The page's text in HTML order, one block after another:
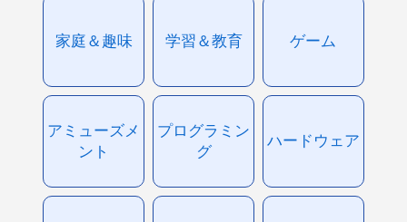
家庭＆趣味 学習＆教育 ゲーム
アミューズメ
ント
プログラミン
グ
ハードウェア